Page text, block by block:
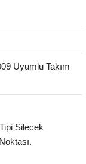
Uyumlu Takım
Silecek